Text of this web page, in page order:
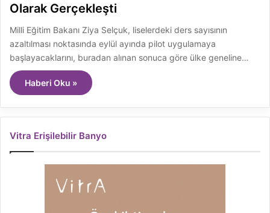
Olarak Gerçekleşti
Milli Eğitim Bakanı Ziya Selçuk, liselerdeki ders sayısının
azaltılması noktasında eylül ayında pilot uygulamaya
başlayacaklarını, buradan alınan sonuca göre ülke geneline…
Haberi Oku »
Vitra Erişilebilir Banyo